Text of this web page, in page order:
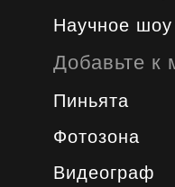
Научное шоу
Добавьте к
Пиньята
Фотозона
Видеограф